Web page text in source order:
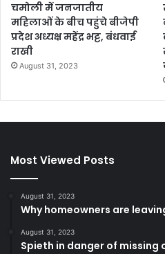
चमोली में जनजातीय
महिलाओं के बीच पहुंचे बीजेपी
प्रदेश अध्यक्ष महेंद्र भट्ट, बंधवाई
राखी
August 31, 2023
Most Viewed Posts
August 31, 2023
Why homeowners are
August 31, 2023
Spieth in danger of missing